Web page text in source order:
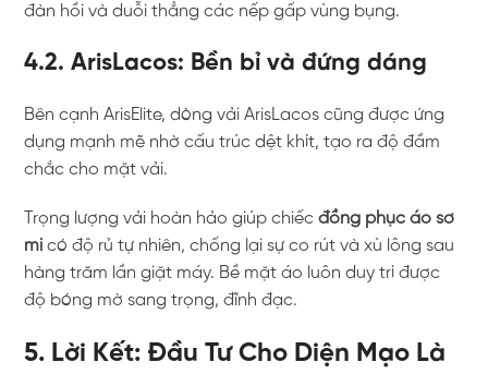
đàn hồi và duỗi thẳng các nếp gấp vùng bụng.
4.2. ArisLacos: Bền bỉ và đứng dáng
Bên cạnh ArisElite, dòng vải ArisLacos cũng được ứng
dụng mạnh mẽ nhờ cấu trúc dệt khít, tạo ra độ đầm
chắc cho mặt vải.
Trọng lượng vải hoàn hảo giúp chiếcđồng phục áo sơ
mi có độ rủ tự nhiên, chống lại sự co rút và xù lông sau
hàng trăm lần giặt máy. Bề mặt áo luôn duy trì được
độ bóng mờ sang trọng, đĩnh đạc.
5. Lời Kết: Đầu Tư Cho Diện Mạo Là